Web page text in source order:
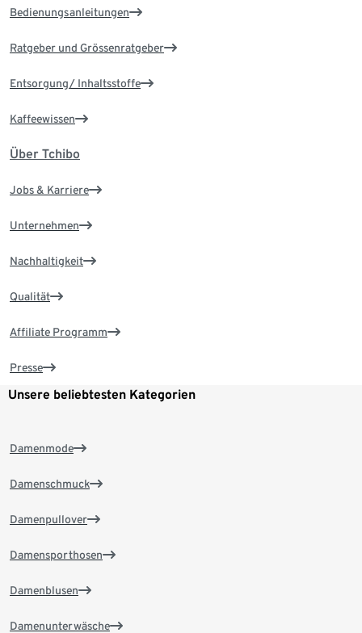
Bedienungsanleitungen
Ratgeber und Grössenratgeber
Entsorgung/ Inhaltsstoffe
Kaffeewissen
Über Tchibo
Jobs & Karriere
Unternehmen
Nachhaltigkeit
Qualität
Affiliate Programm
Presse
Unsere beliebtesten Kategorien
Damenmode
Damenschmuck
Damenpullover
Damensporthosen
Damenblusen
Damenunterwäsche